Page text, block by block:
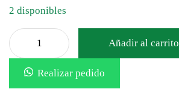
2 disponibles
Añadir al carrito
Realizar pedido